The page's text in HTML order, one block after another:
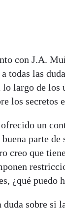
con J.A.
todas las
lo largo de los
los secretos
un
parte de
creo que
¿qué puedo
duda sobre si